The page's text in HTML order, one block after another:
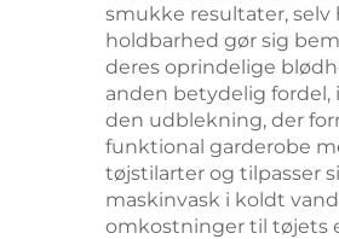
smukke resultater,
holdbarhed gør sig
deres oprindelige
anden betydelig fordel,
den udblekning, der
funktional garderobe
tøjstilarter og tilpasser
maskinvask i koldt
omkostninger til tøjets